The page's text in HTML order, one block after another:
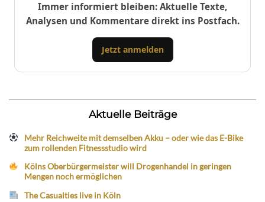
Immer informiert bleiben: Aktuelle Texte,
Analysen und Kommentare direkt ins Postfach.
Jetzt anmelden
Aktuelle Beiträge
Mehr Reichweite mit demselben Akku – oder wie das E-Bike
zum rollenden Fitnessstudio wird
Kölns Oberbürgermeister will Drogenhandel in geringen
Mengen noch ermöglichen
The Casualties live in Köln